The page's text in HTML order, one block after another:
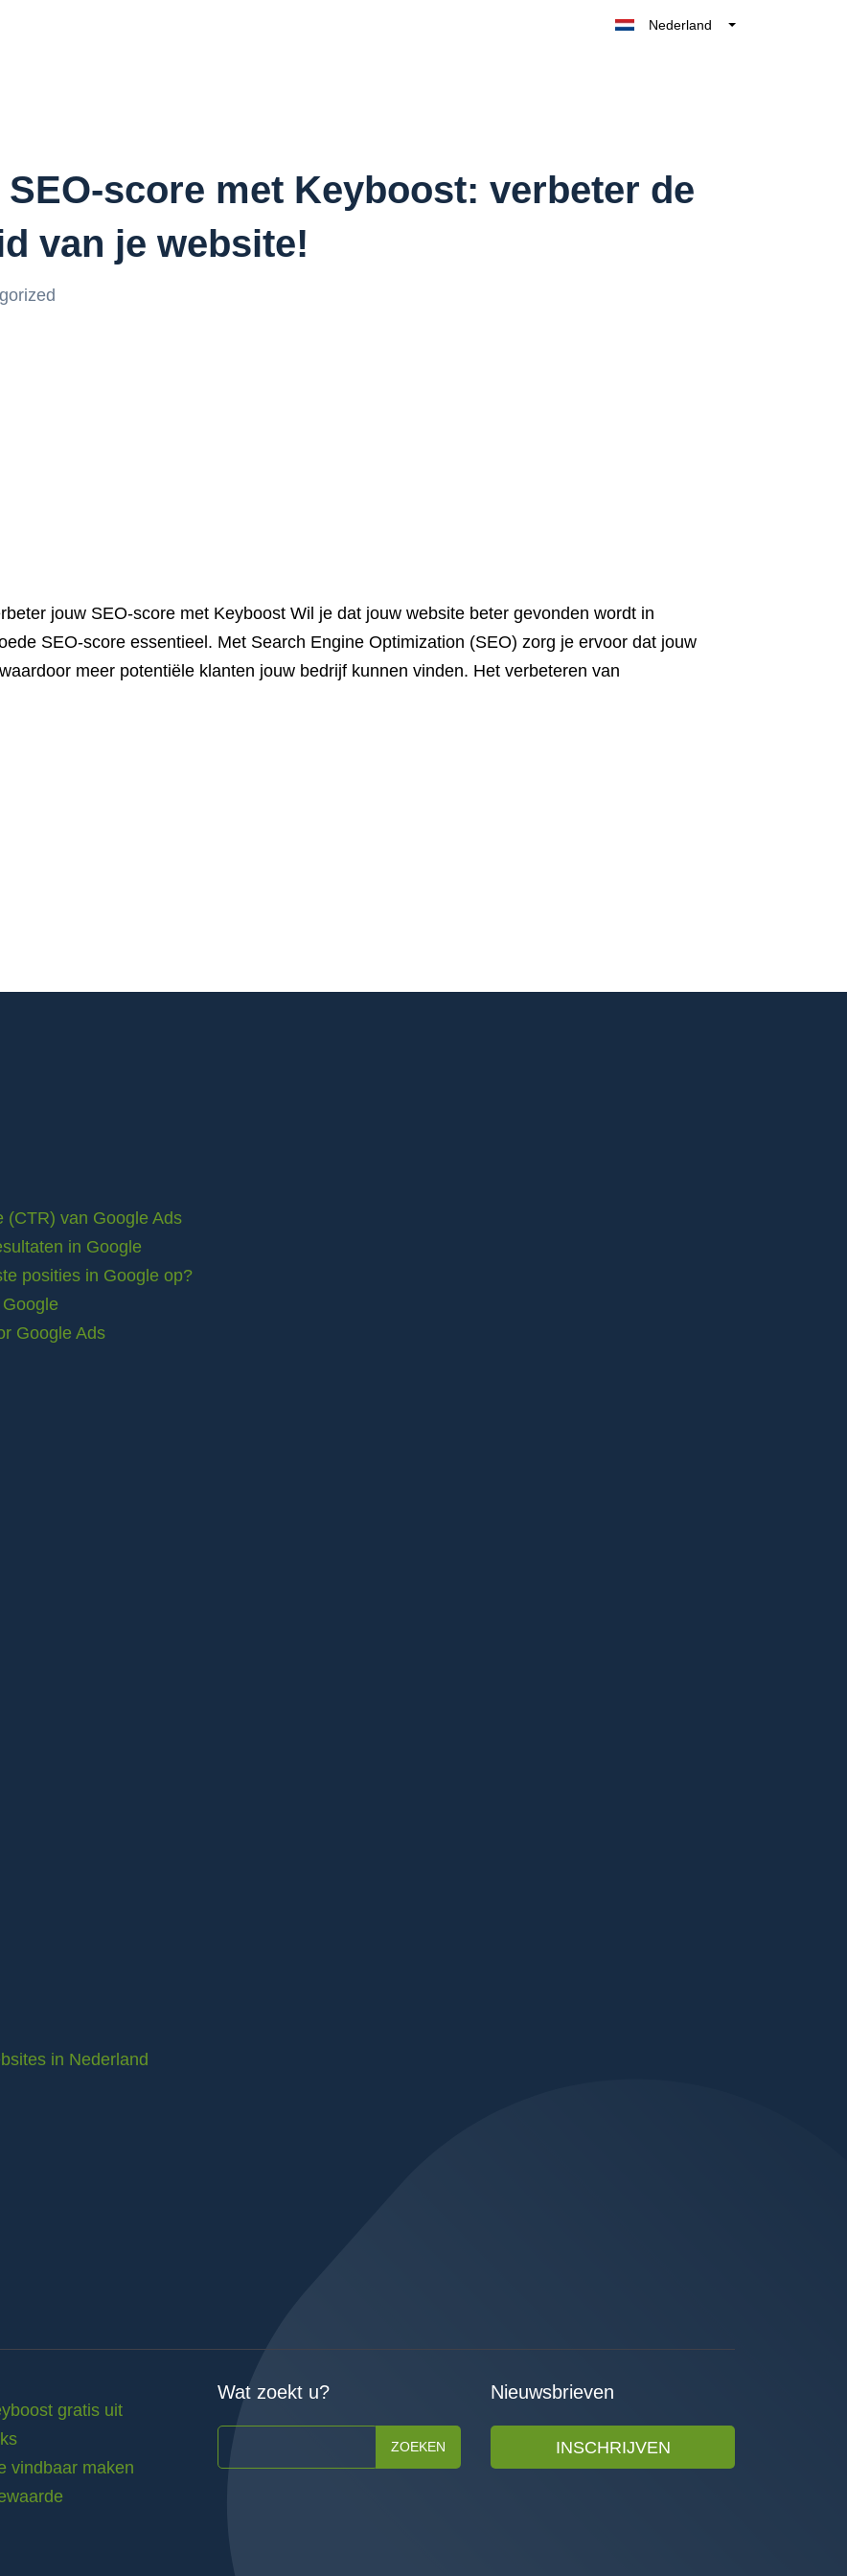
Nederland
UK
España
score met Keyboost: verbeter de
van je website!
jouw SEO-score met Keyboost Wil je dat jouw website beter gevonden wordt in
SEO-score essentieel. Met Search Engine Optimization (SEO) zorg je ervoor dat jouw
meer potentiële klanten jouw bedrijf kunnen vinden. Het verbeteren van
(CTR) van Google Ads
in Google
posities in Google op?
Google Ads
in Nederland
gratis uit
vindbaar maken
Wat zoekt u?
ZOEKEN
Nieuwsbrieven
INSCHRIJVEN